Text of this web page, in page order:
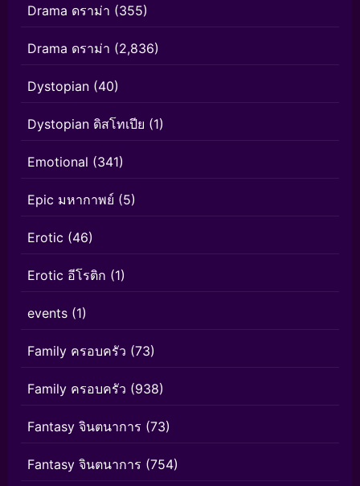
Drama ดราม่า (355)
Drama ดราม่า (2,836)
Dystopian (40)
Dystopian ดิสโทเปีย (1)
Emotional (341)
Epic มหากาพย์ (5)
Erotic (46)
Erotic อีโรติก (1)
events (1)
Family ครอบครัว (73)
Family ครอบครัว (938)
Fantasy จินตนาการ (73)
Fantasy จินตนาการ (754)